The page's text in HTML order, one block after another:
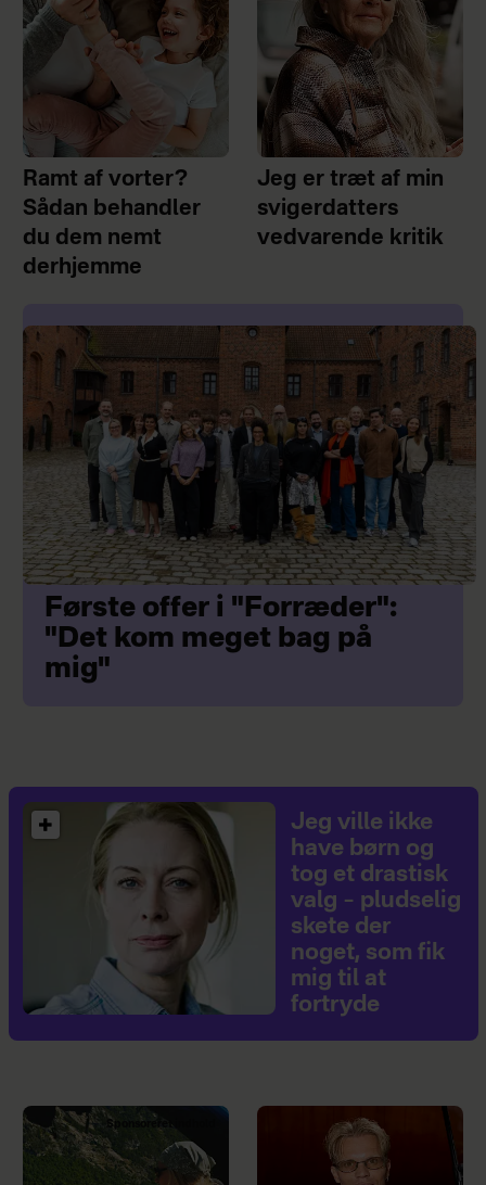
Ramt af vorter?
Sådan behandler
du dem nemt
derhjemme
Jeg er træt af min
svigerdatters
vedvarende kritik
Første offer i "Forræder":
"Det kom meget bag på
mig"
Jeg ville ikke
have børn og
tog et drastisk
valg – pludselig
skete der
noget, som fik
mig til at
fortryde
Sponsoreret indhold